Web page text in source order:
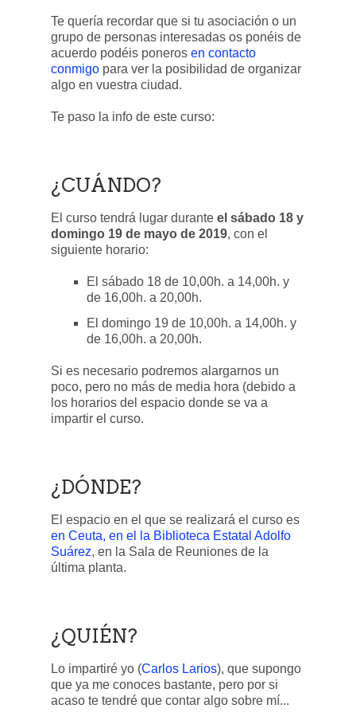
Te quería recordar que si tu asociación o un
grupo de personas interesadas os ponéis de
acuerdo podéis poneros en contacto
conmigo para ver la posibilidad de organizar
algo en vuestra ciudad.
Te paso la info de este curso:
¿CUÁNDO?
El curso tendrá lugar durante el sábado 18 y
domingo 19 de mayo de 2019, con el
siguiente horario:
El sábado 18 de 10,00h. a 14,00h. y
de 16,00h. a 20,00h.
El domingo 19 de 10,00h. a 14,00h. y
de 16,00h. a 20,00h.
Si es necesario podremos alargarnos un
poco, pero no más de media hora (debido a
los horarios del espacio donde se va a
impartir el curso.
¿DÓNDE?
El espacio en el que se realizará el curso es
en Ceuta, en el la Biblioteca Estatal Adolfo
Suárez, en la Sala de Reuniones de la
última planta.
¿QUIÉN?
Lo impartiré yo (Carlos Larios), que supongo
que ya me conoces bastante, pero por si
acaso te tendré que contar algo sobre mí...